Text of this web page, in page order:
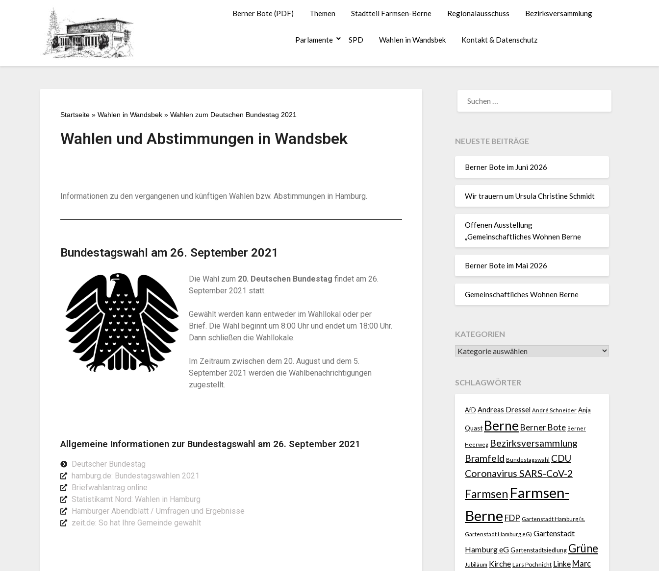
Berner Bote (PDF) Themen Stadtteil Farmsen-Berne Regionalausschuss Bezirksversammlung
Parlamente SPD Wahlen in Wandsbek Kontakt & Datenschutz
Startseite »Wahlen in Wandsbek »Wahlen zum Deutschen Bundestag 2021
Wahlen und Abstimmungen in Wandsbek
Informationen zu den vergangenen und künftigen Wahlen bzw. Abstimmungen in Hamburg.
Bundestagswahl am 26. September 2021
Die Wahl zum 20. Deutschen Bundestag findet am 26.
September 2021 statt.
Gewählt werden kann entweder im Wahllokal oder per
Brief. Die Wahl beginnt um 8:00 Uhr und endet um 18:00 Uhr.
Dann schließen die Wahllokale.
Im Zeitraum zwischen dem 20. August und dem 5.
September 2021 werden die Wahlbenachrichtigungen
zugestellt.
Allgemeine Informationen zur Bundestagswahl am 26. September 2021
Deutscher Bundestag
hamburg.de: Bundestagswahlen 2021
Briefwahlantrag online
Statistikamt Nord: Wahlen in Hamburg
Hamburger Abendblatt / Umfragen und Ergebnisse
zeit.de: So hat Ihre Gemeinde gewählt
NEUESTE BEITRÄGE
Berner Bote im Juni 2026
Wir trauern um Ursula Christine Schmidt
Offenen Ausstellung
„Gemeinschaftliches Wohnen Berne
Berner Bote im Mai 2026
Gemeinschaftliches Wohnen Berne
KATEGORIEN
SCHLAGWÖRTER
AfD Andreas Dressel André Schneider Anja
Quast Berne Berner Bote Berner
Heerweg Bezirksversammlung
Bramfeld Bundestagswahl CDU
Coronavirus SARS-CoV-2
Farmsen Farmsen-
Berne FDP Gartenstadt Hamburg (s.
Gartenstadt Hamburg eG) Gartenstadt
Hamburg eG Gartenstadtsiedlung Grüne
Jubiläum Kirche Lars Pochnicht Linke Marc